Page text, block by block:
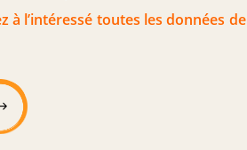
l’intéressé toutes les données de